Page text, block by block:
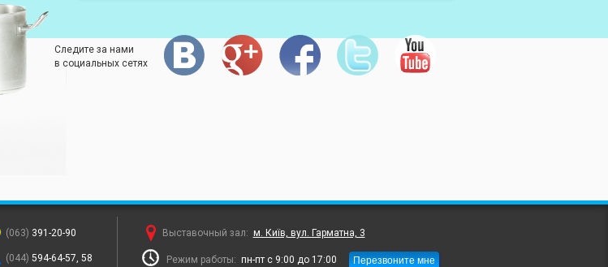
Следите за нами
в социальных сетях
(063) 391-20-90
(044) 594-64-57, 58
Выставочный зал: м. Київ, вул. Гарматна, 3
Режим работы: пн-пт с 9:00 до 17:00 Перезвоните мне